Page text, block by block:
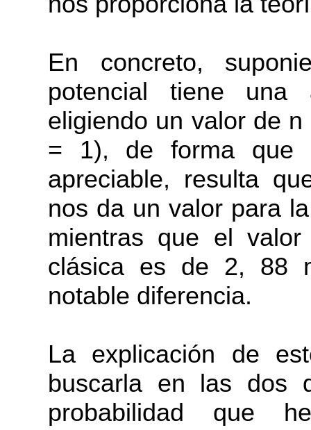
En concreto,
potencial tiene
eligiendo un valor de
= 1), de forma que
apreciable, resulta
nos da un valor para
mientras que el
clásica es de 2, 88
notable diferencia.
La explicación de
buscarla en las dos
probabilidad que